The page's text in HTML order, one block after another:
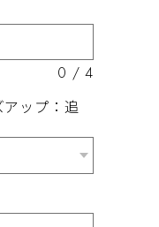
0 /4
ップ：追